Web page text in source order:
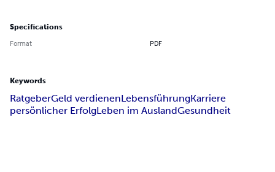
Specifications
Format PDF
Keywords
RatgeberGeld verdienenLebensführungKarriere
persönlicher ErfolgLeben im AuslandGesundheit